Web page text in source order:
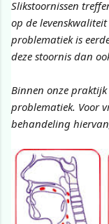
Slikstoornissen
op de
problematiek is
deze stoornis dan
Binnen onze praktijk
problematiek. Voor
behandeling